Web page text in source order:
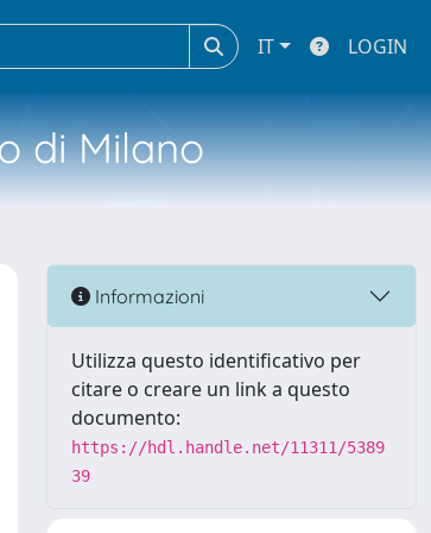
IT LOGIN
di Milano
Informazioni
Utilizza questo identificativo per
citare o creare un link a questo
documento:
https://hdl.handle.net/11311/5389
39